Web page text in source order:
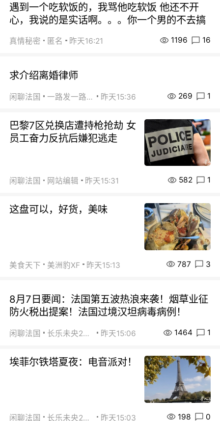
遇到一个吃软饭的，我骂他吃软饭 他还不开
心，我说的是实话啊。。。你一个男的不去搞
真情秘密 匿名 昨天16:21 1196 16
求介绍离婚律师
闲聊法国 一路发一路发 昨天15:36 269 1
巴黎7区兑换店遭持枪抢劫 女
员工奋力反抗后嫌犯逃走
闲聊法国 网站编辑 昨天15:31 582 1
这盘可以，好货，美味
美食天下 美洲豹XF 昨天15:13 787 3
8月7日要闻：法国第五波热浪来袭！烟草业征
防火税出提案！法国过境汉坦病毒病例！
闲聊法国 长乐未央2015 昨天15:06 1464 1
埃菲尔铁塔夏夜：电音派对！
闲聊法国 长乐未央2015 昨天15:03 198 0